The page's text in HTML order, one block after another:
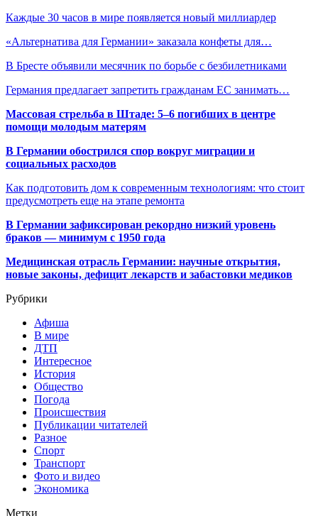
Каждые 30 часов в мире появляется новый миллиардер
«Альтернатива для Германии» заказала конфеты для…
В Бресте объявили месячник по борьбе с безбилетниками
Германия предлагает запретить гражданам ЕС занимать…
Массовая стрельба в Штаде: 5–6 погибших в центре
помощи молодым матерям
В Германии обострился спор вокруг миграции и
социальных расходов
Как подготовить дом к современным технологиям: что стоит
предусмотреть еще на этапе ремонта
В Германии зафиксирован рекордно низкий уровень
браков — минимум с 1950 года
Медицинская отрасль Германии: научные открытия,
новые законы, дефицит лекарств и забастовки медиков
Рубрики
Афиша
В мире
ДТП
Интересное
История
Общество
Погода
Происшествия
Публикации читателей
Разное
Спорт
Транспорт
Фото и видео
Экономика
Метки